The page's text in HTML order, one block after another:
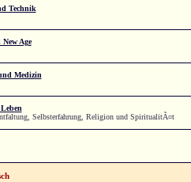
Technik
Age
Medizin
Selbsterfahrung, Religion und SpiritualitÃ¤t